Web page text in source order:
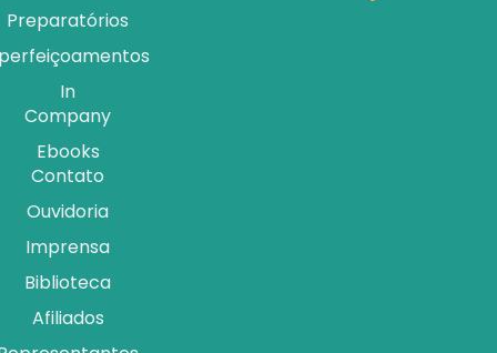
Preparatórios
In
Company
Ebooks
Contato
Ouvidoria
Imprensa
Biblioteca
Afiliados